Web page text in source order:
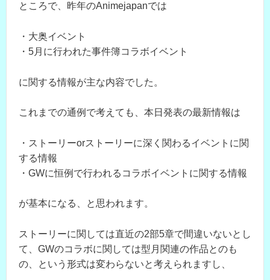
ところで、昨年のAnimejapanでは
・大奥イベント
・5月に行われた事件簿コラボイベント
に関する情報が主な内容でした。
これまでの通例で考えても、本日発表の最新情報は
・ストーリーorストーリーに深く関わるイベントに関
する情報
・GWに恒例で行われるコラボイベントに関する情報
が基本になる、と思われます。
ストーリーに関しては直近の2部5章で間違いないとし
て、GWのコラボに関しては型月関連の作品とのも
の、という形式は変わらないと考えられますし、